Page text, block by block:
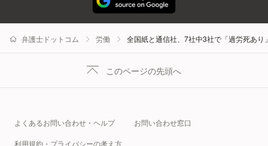
弁護士ドットコム 労働 全国紙と通信社、7社中3社で「過労死あ
このページの先頭へ
よくあるお問い合わせ・ヘルプ お問い合わせ窓口
利用規約・プライバシーの考え方